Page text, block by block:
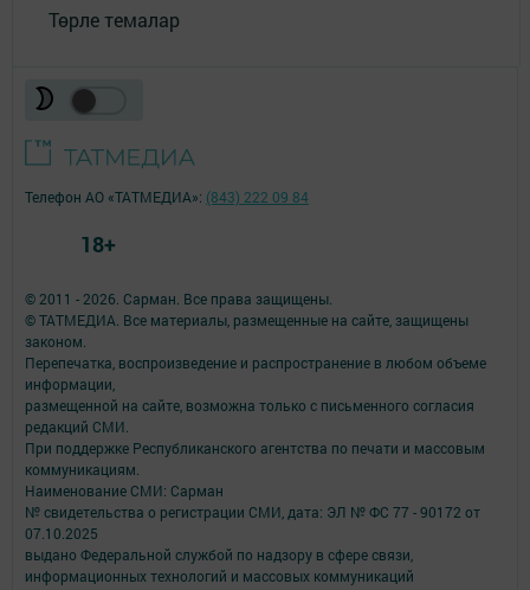
Төрле темалар
© 2011 - 2026. Сарман. Все права защищены.
© ТАТМЕДИА. Все материалы, размещенные на сайте, защищены
законом.
Перепечатка, воспроизведение и распространение в любом объеме
информации,
размещенной на сайте, возможна только с письменного согласия
редакций СМИ.
При поддержке Республиканского агентства по печати и массовым
коммуникациям.
Наименование СМИ: Сарман
№ свидетельства о регистрации СМИ, дата: ЭЛ № ФС 77 - 90172 от
07.10.2025
выдано Федеральной службой по надзору в сфере связи,
информационных технологий и массовых коммуникаций
Телефон АО «ТАТМЕДИА»: (843) 222 09 84
18+